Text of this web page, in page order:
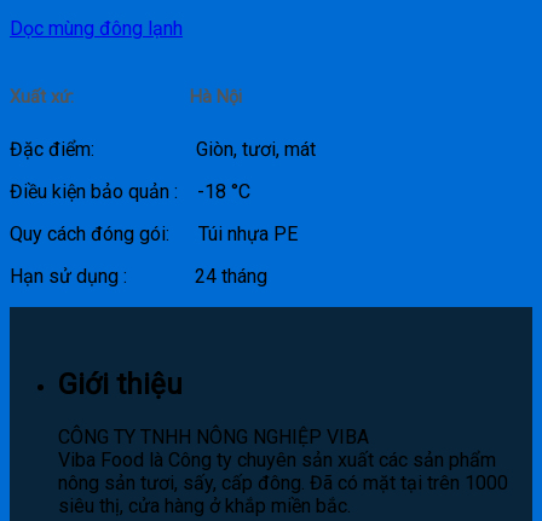
Dọc mùng đông lạnh
Xuất xứ: Hà Nội
Đặc điểm: Giòn, tươi, mát
Điều kiện bảo quản : -18 °C
Quy cách đóng gói: Túi nhựa PE
Hạn sử dụng : 24 tháng
Giới thiệu
CÔNG TY TNHH NÔNG NGHIỆP VIBA
Viba Food là Công ty chuyên sản xuất các sản phẩm
nông sản tươi, sấy, cấp đông. Đã có mặt tại trên 1000
siêu thị, cửa hàng ở khắp miền bắc.